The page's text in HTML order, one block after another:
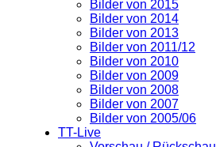
Bilder von 2015
Bilder von 2014
Bilder von 2013
Bilder von 2011/12
Bilder von 2010
Bilder von 2009
Bilder von 2008
Bilder von 2007
Bilder von 2005/06
TT-Live